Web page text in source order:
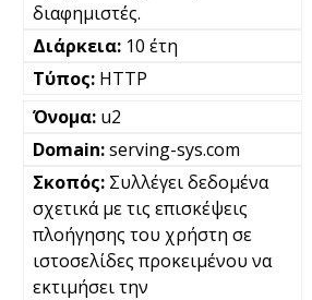
διαφημιστές.
10 έτη
HTTP
u2
serving-sys.com
Συλλέγει δεδομένα
σχετικά με τις επισκέψεις
πλοήγησης του χρήστη σε
ιστοσελίδες προκειμένου να
εκτιμήσει την